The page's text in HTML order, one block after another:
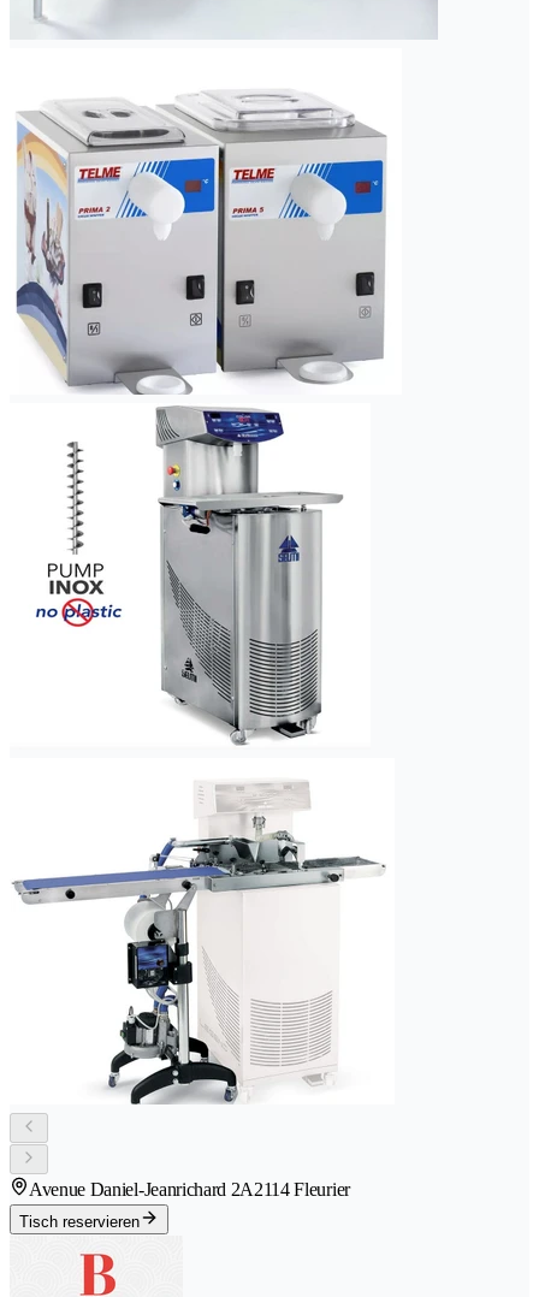
Avenue Daniel-Jeanrichard 2A2114 Fleurier
Tisch reservieren